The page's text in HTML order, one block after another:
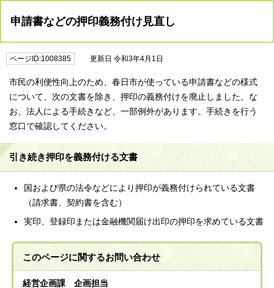
申請書などの押印義務付け見直し
ページID:1008385 更新日 令和3年4月1日
市民の利便性向上のため、春日市が使っている申請書などの様式
について、次の文書を除き、押印の義務付けを廃止しました。な
お、法人による手続きなど、一部例外があります。手続きを行う
窓口で確認してください。
引き続き押印を義務付ける文書
国および県の法令などにより押印が義務付けられている文書
（請求書、契約書を含む）
実印、登録印または金融機関届け出印の押印を求めている文書
このページに関するお問い合わせ
経営企画課 企画担当